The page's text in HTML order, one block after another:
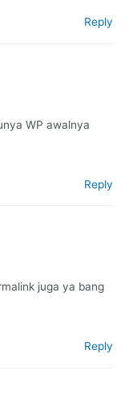
Reply
WP awalnya
Reply
juga ya bang
Reply